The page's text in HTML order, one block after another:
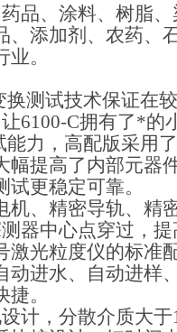
品、涂料、树脂
添加剂、农药、
。
换测试技术保证在
6100-C拥有了*的
力，高配版采用了
幅提高了内部元器
更稳定可靠。
机、精密导轨、精
器中心点穿过，
光粒度仪的标准配
动进水、自动进样
。
计，分散介质大于